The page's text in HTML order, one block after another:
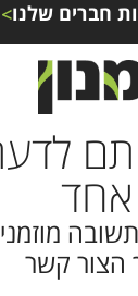
חברים שלנו
אחד
הצור קשר